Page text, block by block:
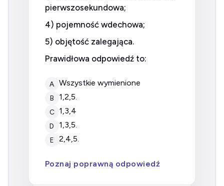
pierwszosekundowa;
4) pojemność wdechowa;
5) objętość zalegająca.
Prawidłowa odpowiedź to:
A wszystkie wymienione
B 1,2,5.
C 1,3,4
D 1,3,5.
E 2,4,5.
Poznaj poprawną odpowiedź